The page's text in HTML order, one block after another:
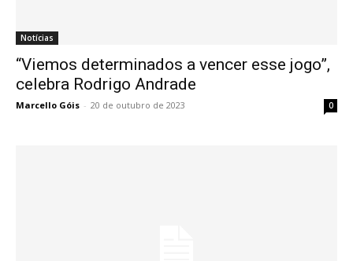
Notícias
“Viemos determinados a vencer esse jogo”,
celebra Rodrigo Andrade
Marcello Góis - 20 de outubro de 2023 0